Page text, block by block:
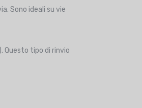
Sono ideali su vie
Questo tipo di rinvio